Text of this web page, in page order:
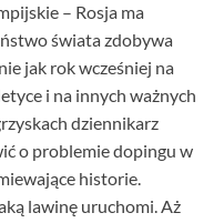
– Rosja ma
świata zdobywa
jak rok wcześniej na
i na innych ważnych
dziennikarz
o problemie dopingu w
historie.
lawinę uruchomi. Aż